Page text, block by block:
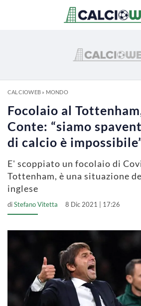
CALCIOWEB» MONDO
Focolaio al
Conte: “siamo
di calcio è
E' scoppiato un focolaio di
Tottenham, è una situazione
inglese
diStefano Vitetta 8 Dic 2021 | 17:26